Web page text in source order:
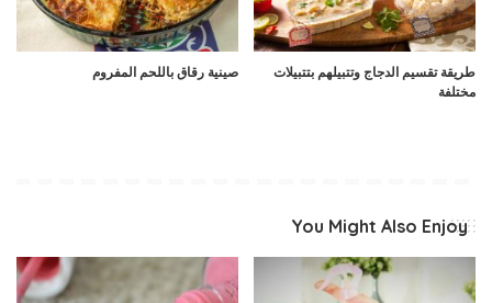
طريقة تقسيم الدجاج وتتبيلهم بتتبيلات
مختلفة
صينية رقاق باللحم المفروم
You Might Also Enjoy